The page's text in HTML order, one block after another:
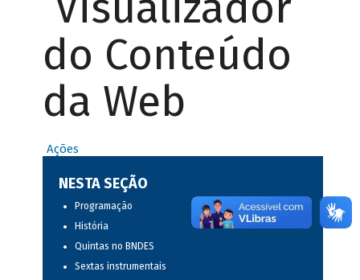
do Conteúdo
da Web
Ações
NESTA SEÇÃO
Programação
História
Quintas no BNDES
Sextas instrumentais